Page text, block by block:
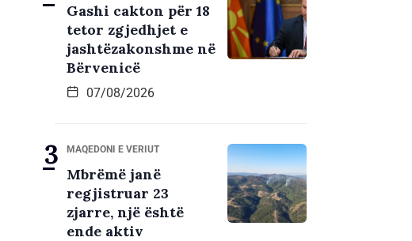
Gashi cakton për 18
tetor zgjedhjet e
jashtëzakonshme në
Bërvenicë
07/08/2026
MAQEDONI E VERIUT
Mbrëmë janë
regjistruar 23
zjarre, një është
ende aktiv